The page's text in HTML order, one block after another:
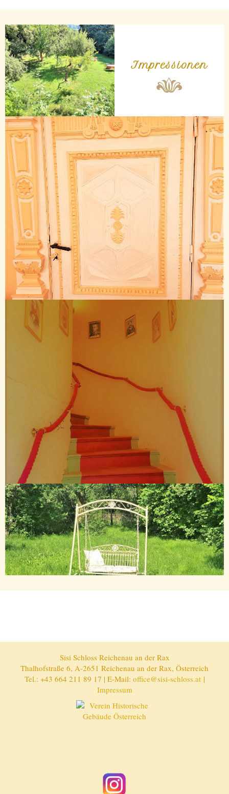
Impressionen
Sisi Schloss Reichenau an der Rax
Thalhofstraße 6, A-2651 Reichenau an der Rax, Österreich
Tel.: +43 664 211 89 17 | E-Mail: office@sisi-schloss.at|
Impressum